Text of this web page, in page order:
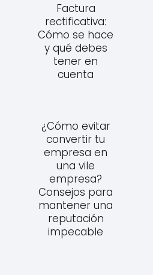
Factura
rectificativa:
Cómo se hace
y qué debes
tener en
cuenta
¿Cómo evitar
convertir tu
empresa en
una vile
empresa?
Consejos para
mantener una
reputación
impecable